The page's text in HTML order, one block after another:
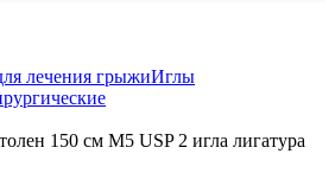
лечения грыжиИглы
150 см М5 USP 2 игла лигатура